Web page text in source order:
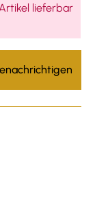
lieferbar